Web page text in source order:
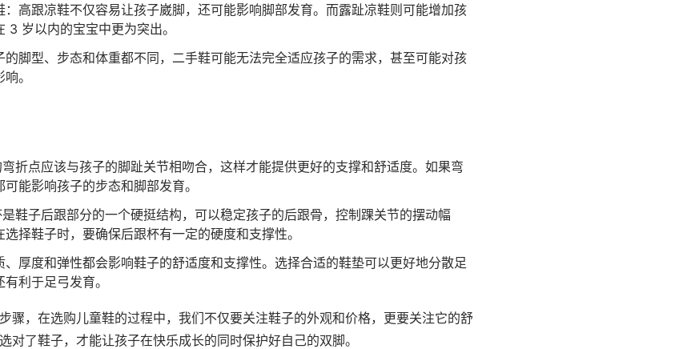
高跟凉鞋不仅容易让孩子崴脚，还可能影响脚部发育。而露趾凉鞋则可能增加孩
3 岁以内的宝宝中更为突出。
的脚型、步态和体重都不同，二手鞋可能无法完全适应孩子的需求，甚至可能对孩
。
折点应该与孩子的脚趾关节相吻合，这样才能提供更好的支撑和舒适度。如果弯
能影响孩子的步态和脚部发育。
鞋子后跟部分的一个硬挺结构，可以稳定孩子的后跟骨，控制踝关节的摆动幅
择鞋子时，要确保后跟杯有一定的硬度和支撑性。
厚度和弹性都会影响鞋子的舒适度和支撑性。选择合适的鞋垫可以更好地分散足
利于足弓发育。
骤，在选购儿童鞋的过程中，我们不仅要关注鞋子的外观和价格，更要关注它的舒
对了鞋子，才能让孩子在快乐成长的同时保护好自己的双脚。